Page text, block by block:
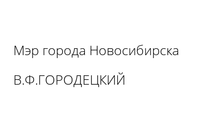
Мэр города Новосибирска
В.Ф.ГОРОДЕЦКИЙ